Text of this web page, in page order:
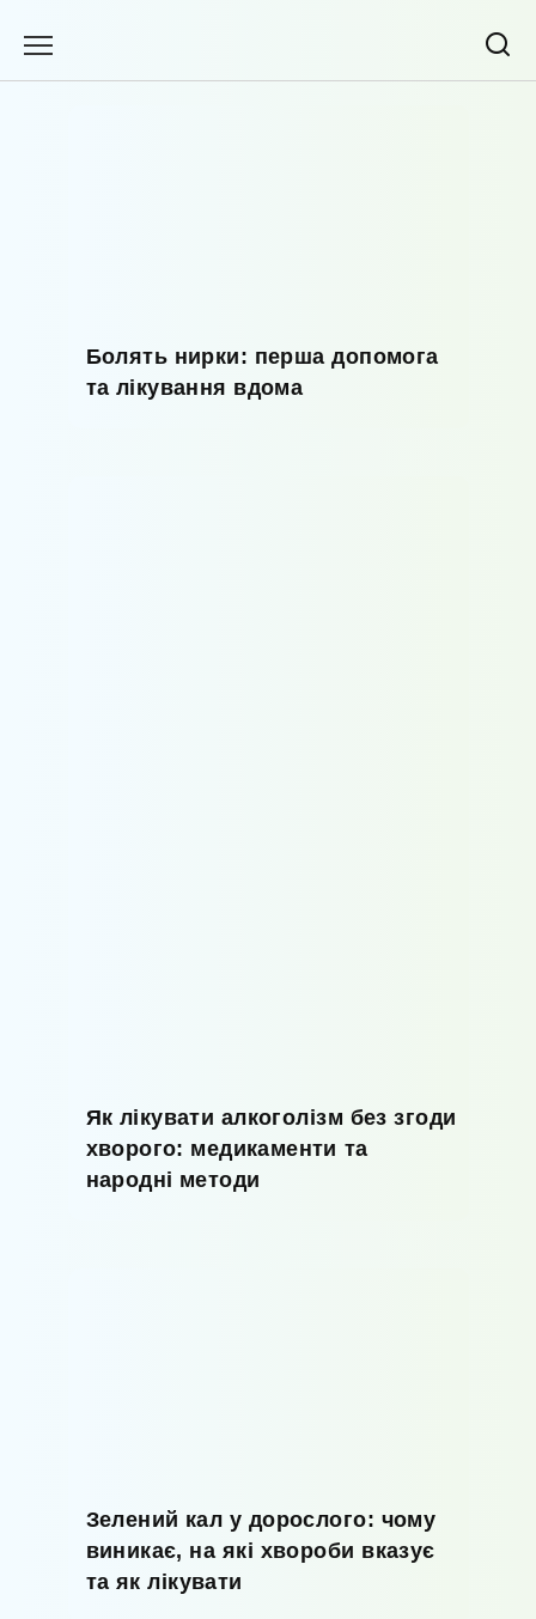
Болять нирки: перша допомога
та лікування вдома
Як лікувати алкоголізм без згоди
хворого: медикаменти та
народні методи
Зелений кал у дорослого: чому
виникає, на які хвороби вказує
та як лікувати